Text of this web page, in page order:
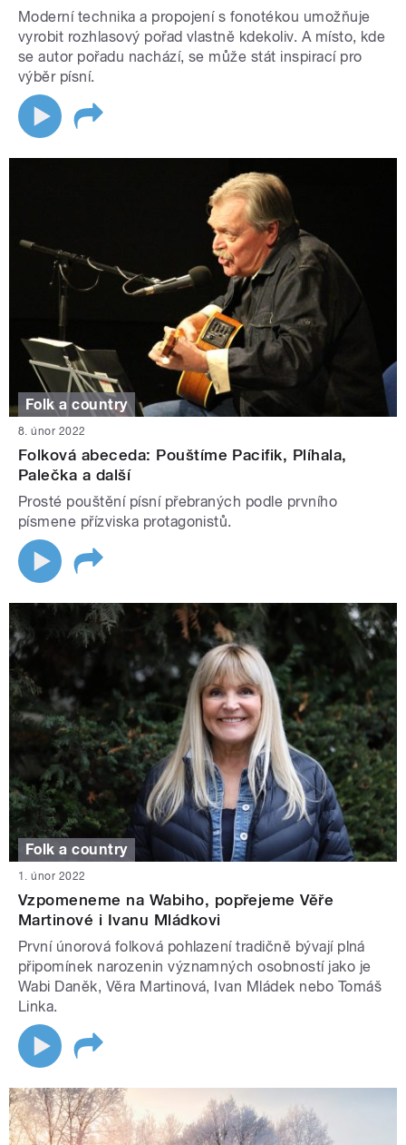
Moderní technika a propojení s fonotékou umožňuje
vyrobit rozhlasový pořad vlastně kdekoliv. A místo, kde
se autor pořadu nachází, se může stát inspirací pro
výběr písní.
Folk a country
8. únor 2022
Folková abeceda: Pouštíme Pacifik, Plíhala,
Palečka a další
Prosté pouštění písní přebraných podle prvního
písmene přízviska protagonistů.
Folk a country
1. únor 2022
Vzpomeneme na Wabiho, popřejeme Věře
Martinové i Ivanu Mládkovi
První únorová folková pohlazení tradičně bývají plná
připomínek narozenin významných osobností jako je
Wabi Daněk, Věra Martinová, Ivan Mládek nebo Tomáš
Linka.